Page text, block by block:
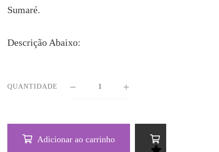
Sumaré.
Descrição Abaixo:
QUANTIDADE
Adicionar ao carrinho